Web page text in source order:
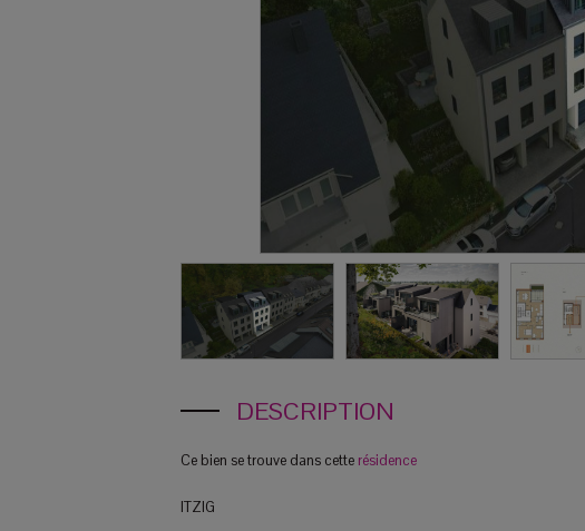
DESCRIPTION
Ce bien se trouve dans cette résidence
ITZIG